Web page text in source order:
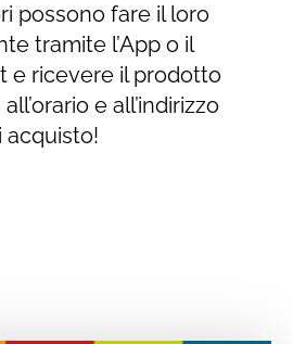
possono fare il loro
tramite l’App o il
e ricevere il prodotto
e all’indirizzo
acquisto!